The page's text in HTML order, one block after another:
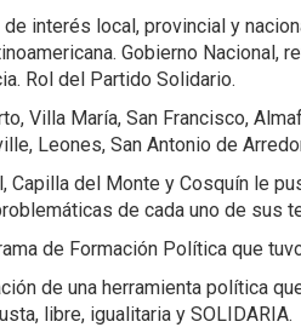
interés local, provincial y
Gobierno Nacional,
Rol del Partido Solidario.
Villa María, San Francisco,
Leones, San Antonio de
del Monte y Cosquín le
de cada uno de sus
de Formación Política que
de una herramienta política
libre, igualitaria y SOLIDARIA.